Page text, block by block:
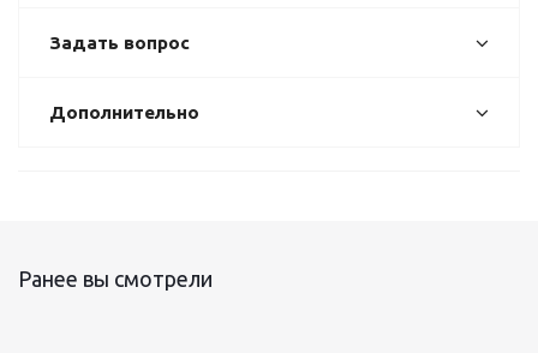
Задать вопрос
Дополнительно
Ранее вы смотрели